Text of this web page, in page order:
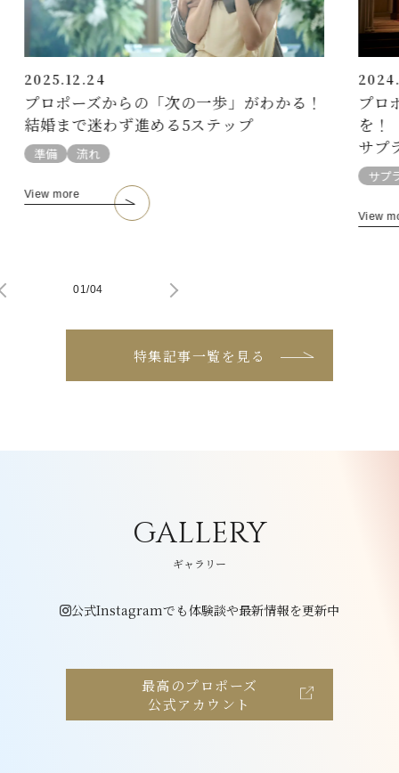
2025.12.24
プロポーズからの「次の一歩」がわかる！
結婚まで迷わず進める5ステップ
準備 流れ
View more
プロ
を！
サプ
サプ
View
01/04
特集記事一覧を見る
GALLERY
ギャラリー
公式Instagramでも体験談や最新情報を更新中
最高のプロポーズ
公式アカウント